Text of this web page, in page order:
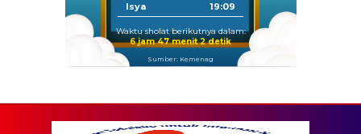
Isya 19:09
Waktu sholat berikutnya dalam:
6 jam 47 menit 1 detik
Sumber: Kemenag